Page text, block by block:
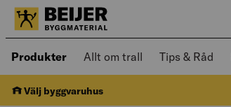
Produkter Öppnad meny kan navigeras
Allt om trall Tips & Råd
Välj byggvaruhus